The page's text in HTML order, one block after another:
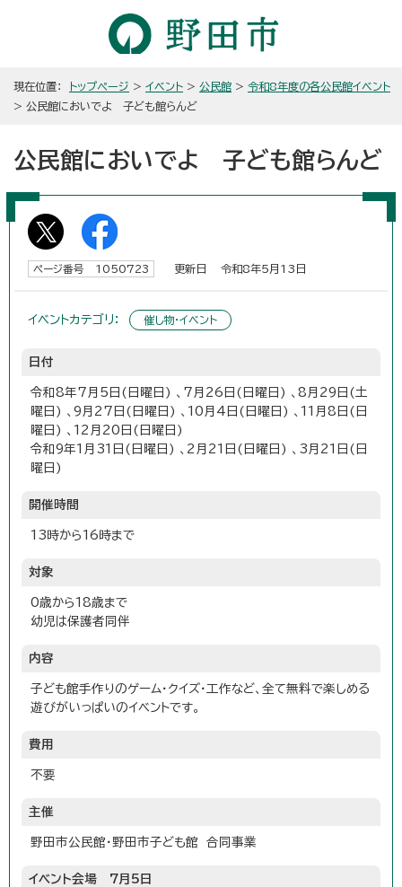
現在位置： トップページ > イベント > 公民館 > 令和8年度の各公民館イベント
> 公民館においでよ 子ども館らんど
公民館においでよ 子ども館らんど
ページ番号 1050723 更新日 令和8年5月13日
イベントカテゴリ： 催し物・イベント
日付
令和8年7月5日(日曜日) 、7月26日(日曜日) 、8月29日(土
曜日) 、9月27日(日曜日) 、10月4日(日曜日) 、11月8日(日
曜日) 、12月20日(日曜日)
令和9年1月31日(日曜日) 、2月21日(日曜日) 、3月21日(日
曜日)
開催時間
13時から16時まで
対象
0歳から18歳まで
幼児は保護者同伴
内容
子ども館手作りのゲーム・クイズ・工作など、全て無料で楽しめる
遊びがいっぱいのイベントです。
費用
不要
主催
野田市公民館・野田市子ども館 合同事業
イベント会場 7月5日